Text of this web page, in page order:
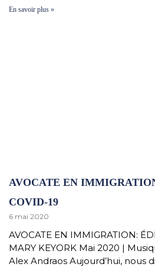
En savoir plus »
AVOCATE EN
COVID-19
6 mai 2020
AVOCATE EN IMMIGRATION:
MARY KEYORK Mai 2020 |
Alex Andraos Aujourd’hui, nous